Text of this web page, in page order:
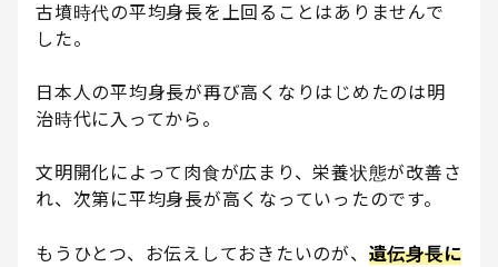
古墳時代の平均身長を上回ることはありませんで
した。
日本人の平均身長が再び高くなりはじめたのは明
治時代に入ってから。
文明開化によって肉食が広まり、栄養状態が改善さ
れ、次第に平均身長が高くなっていったのです。
もうひとつ、お伝えしておきたいのが、 遺伝身長に